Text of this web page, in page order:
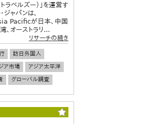
ラベルズー）」を運営す
ジャパンは、
Pacificが日本、中国
、オーストラリ...
リサーチの続き
訪日外国人
ア市場
アジア太平洋
グローバル調査